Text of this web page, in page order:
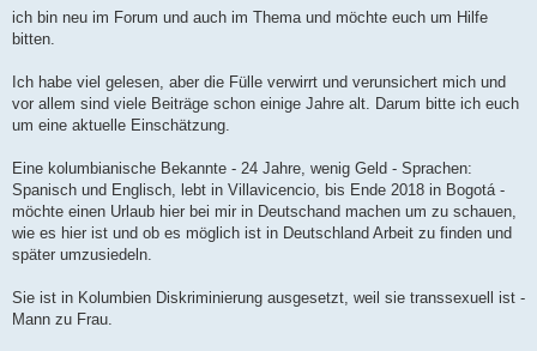
ich bin neu im Forum und auch im Thema und möchte euch um Hilfe
bitten.
Ich habe viel gelesen, aber die Fülle verwirrt und verunsichert mich und
vor allem sind viele Beiträge schon einige Jahre alt. Darum bitte ich euch
um eine aktuelle Einschätzung.
Eine kolumbianische Bekannte - 24 Jahre, wenig Geld - Sprachen:
Spanisch und Englisch, lebt in Villavicencio, bis Ende 2018 in Bogotá -
möchte einen Urlaub hier bei mir in Deutschand machen um zu schauen,
wie es hier ist und ob es möglich ist in Deutschland Arbeit zu finden und
später umzusiedeln.
Sie ist in Kolumbien Diskriminierung ausgesetzt, weil sie transsexuell ist -
Mann zu Frau.